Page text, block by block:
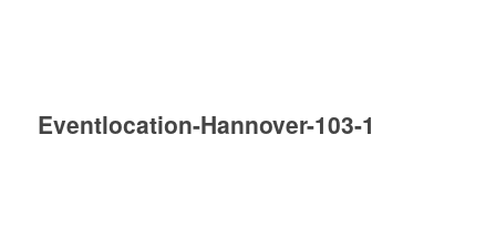
Eventlocation-Hannover-103-1